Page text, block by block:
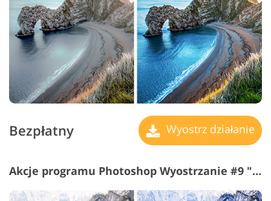
Bezpłatny Wyostrz działanie
Akcje programu Photoshop Wyostrzanie #9 "Cool"